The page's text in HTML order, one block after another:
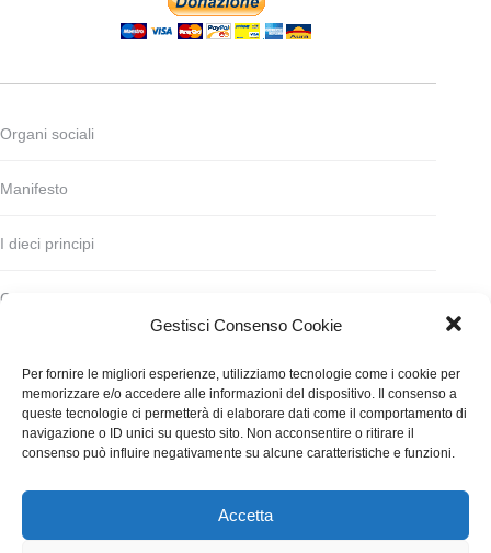
Gestisci Consenso Cookie
Per fornire le migliori esperienze, utilizziamo tecnologie come i cookie per
memorizzare e/o accedere alle informazioni del dispositivo. Il consenso a
queste tecnologie ci permetterà di elaborare dati come il comportamento di
navigazione o ID unici su questo sito. Non acconsentire o ritirare il
consenso può influire negativamente su alcune caratteristiche e funzioni.
Accetta
Organi sociali
Manifesto
I dieci principi
Codice deontologico
Finanziamento
Contatti